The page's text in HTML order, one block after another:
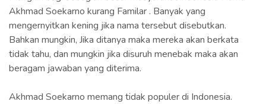
Akhmad Soekarno kurang Familar . Banyak yang
mengernyitkan kening jika nama tersebut disebutkan.
Bahkan mungkin, Jika ditanya maka mereka akan berkata
tidak tahu, dan mungkin jika disuruh menebak maka akan
beragam jawaban yang diterima.
Akhmad Soekarno memang tidak populer di Indonesia.